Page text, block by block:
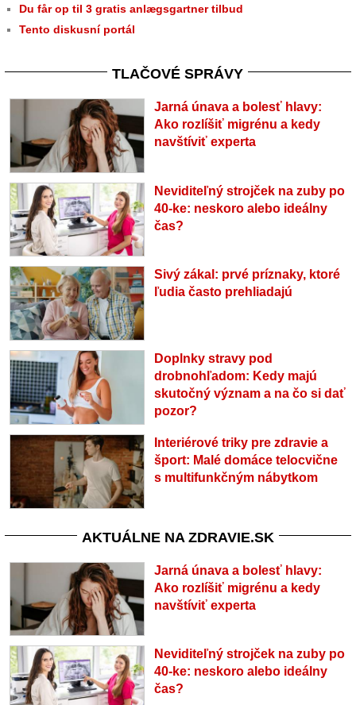
Du får op til 3 gratis anlægsgartner tilbud
Tento diskusní portál
TLAČOVÉ SPRÁVY
Jarná únava a bolesť hlavy:
Ako rozlíšiť migrénu a kedy
navštíviť experta
Neviditeľný strojček na zuby po
40-ke: neskoro alebo ideálny
čas?
Sivý zákal: prvé príznaky, ktoré
ľudia často prehliadajú
Doplnky stravy pod
drobnohľadom: Kedy majú
skutočný význam a na čo si dať
pozor?
Interiérové triky pre zdravie a
šport: Malé domáce telocvične
s multifunkčným nábytkom
AKTUÁLNE NA ZDRAVIE.SK
Jarná únava a bolesť hlavy:
Ako rozlíšiť migrénu a kedy
navštíviť experta
Neviditeľný strojček na zuby po
40-ke: neskoro alebo ideálny
čas?